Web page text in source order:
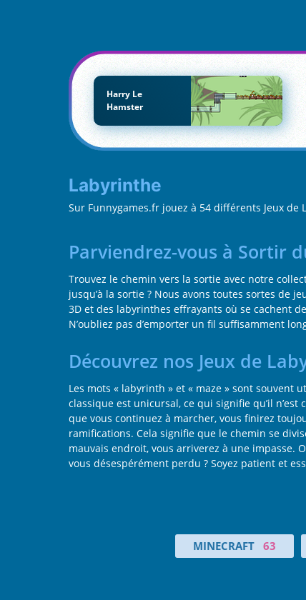
Harry Le
Hamster
Labyrinthe
Sur Funnygames.fr jouez à 54 différents Jeux de
Parviendrez-vous à Sortir
Trouvez le chemin vers la sortie avec notre
jusqu’à la sortie ? Nous avons toutes sortes de
3D et des labyrinthes effrayants où se cachent
N’oubliez pas d’emporter un fil suffisamment
Découvrez nos Jeux de
Les mots « labyrinth » et « maze » sont souvent
classique est unicursal, ce qui signifie qu’il
que vous continuez à marcher, vous finirez
ramifications. Cela signifie que le chemin se
mauvais endroit, vous arriverez à une impasse.
vous désespérément perdu ? Soyez patient et
MINECRAFT 63